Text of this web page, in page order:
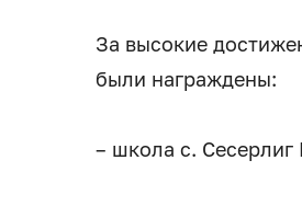
За высокие
были награждены:
– школа с.